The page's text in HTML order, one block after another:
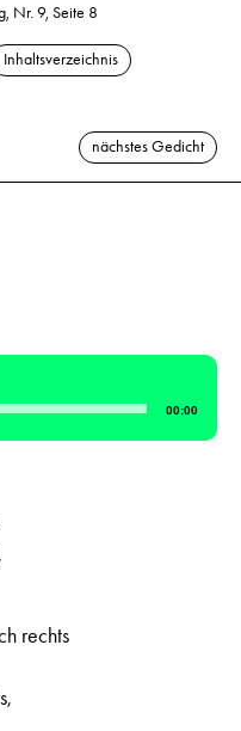
Nr. 9, Seite 8
Inhaltsverzeichnis
nächstes Gedicht
00:00
rechts